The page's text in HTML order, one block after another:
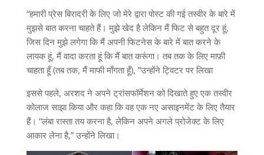
“हमारी प्रेस बिरादरी के लिए जो मेरे द्वारा पोस्ट की गई तस्वीर के बारे में
मुझसे बात करना चाहते हैं। मुझे खेद है लेकिन मैं फिट से बहुत दूर हूं,
जिस दिन मुझे लगेगा कि मैं अपनी फिटनेस के बारे में बात करने के
लायक हूं, मैं वादा करता हूं कि मैं बात करूंगा। तब तक के लिए माफ़ी
चाहता हूँ (तब तक, मैं माफी माँगता हूँ), ”उन्होंने ट्विटर पर लिखा
इससे पहले, अरशद ने अपने ट्रांसफॉर्मेशन को दिखाते हुए एक तस्वीर
कोलाज साझा किया और कहा कि वह एक नए असाइनमेंट के लिए तैयार
हैं। “लंबा रास्ता तय करना है, लेकिन अपने अगले प्रोजेक्ट के लिए
आकार लेना है,” उन्होंने लिखा।